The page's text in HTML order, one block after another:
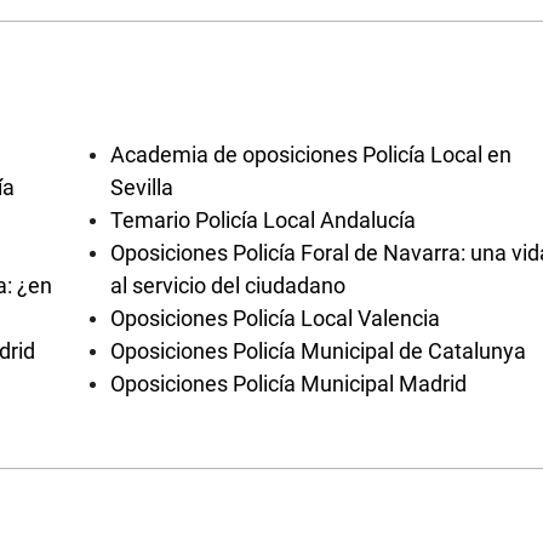
¿en
Academia de oposiciones Policía Local en
Sevilla
Temario Policía Local Andalucía
Oposiciones Policía Foral de Navarra: una
al servicio del ciudadano
Oposiciones Policía Local Valencia
Oposiciones Policía Municipal de Catalunya
Oposiciones Policía Municipal Madrid